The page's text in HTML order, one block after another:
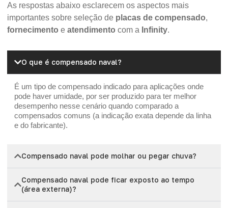
As respostas abaixo esclarecem os aspectos mais
importantes sobre seleção de placas de compensado,
fornecimento e atendimento com a Infinity.
O que é compensado naval?
É um tipo de compensado indicado para aplicações onde
pode haver umidade, por ser produzido para ter melhor
desempenho nesse cenário quando comparado a
compensados comuns (a indicação exata depende da linha
e do fabricante).
Compensado naval pode molhar ou pegar chuva?
Compensado naval pode ficar exposto ao tempo
(área externa)?